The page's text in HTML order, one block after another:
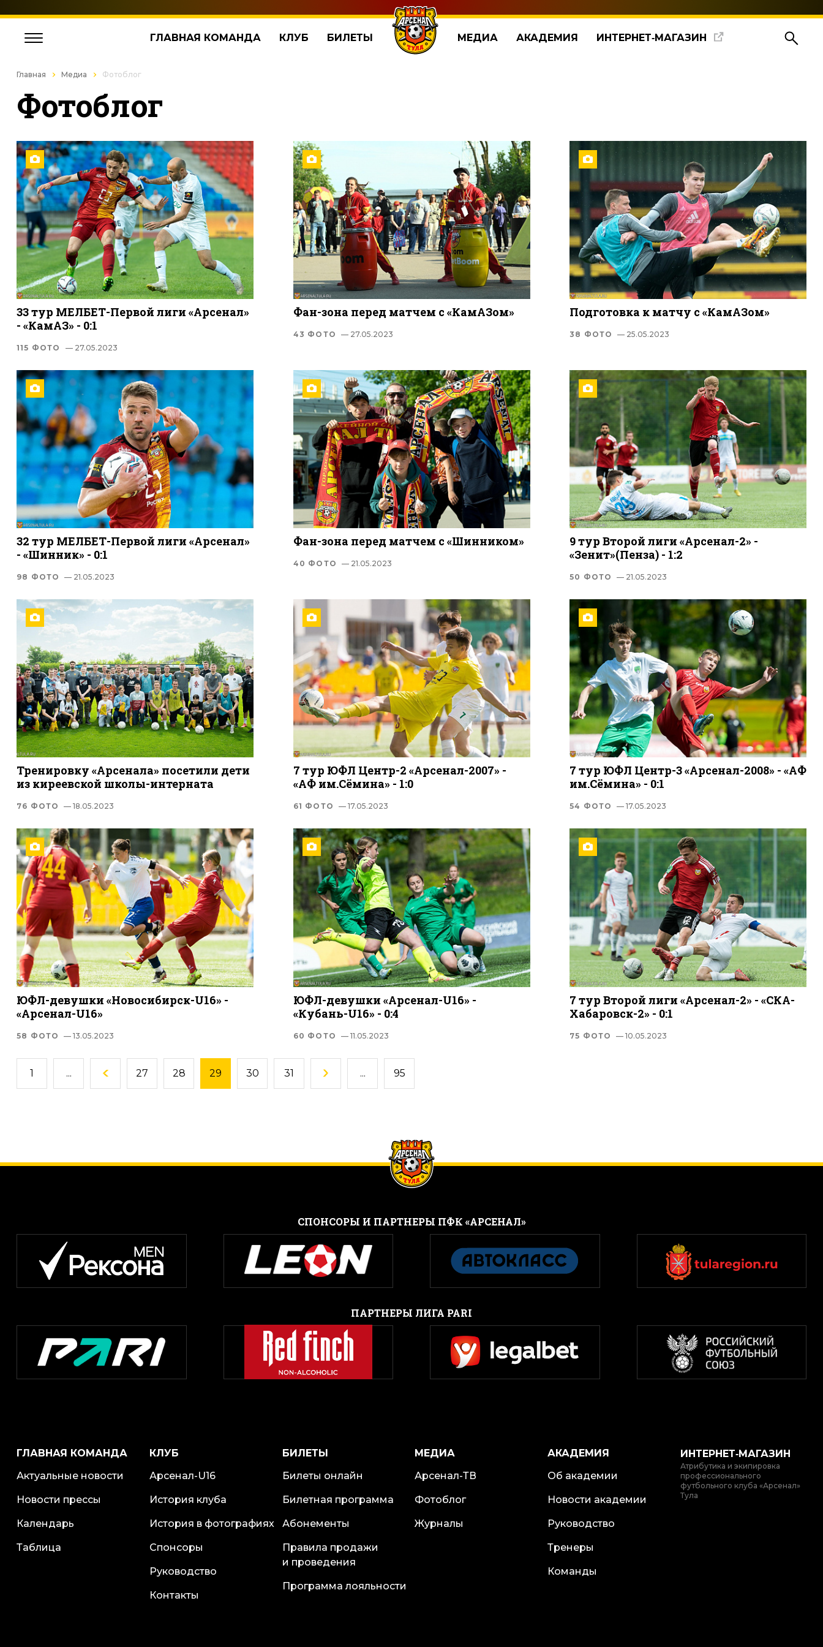
ГЛАВНАЯ КОМАНДА КЛУБ БИЛЕТЫ МЕДИА АКАДЕМИЯ ИНТЕРНЕТ‑МАГАЗИН
Главная Медиа Фотоблог
Фотоблог
33 тур МЕЛБЕТ-Первой лиги «Арсенал»
- «КамАЗ» - 0:1
115 ФОТО — 27.05.2023
Фан-зона перед матчем с «КамАЗом»
43 ФОТО — 27.05.2023
Подготовка к матчу с «КамАЗом»
38 ФОТО — 25.05.2023
32 тур МЕЛБЕТ-Первой лиги «Арсенал»
- «Шинник» - 0:1
98 ФОТО — 21.05.2023
Фан-зона перед матчем с «Шинником»
40 ФОТО — 21.05.2023
9 тур Второй лиги «Арсенал-2» -
«Зенит»(Пенза) - 1:2
50 ФОТО — 21.05.2023
Тренировку «Арсенала» посетили дети
из киреевской школы-интерната
76 ФОТО — 18.05.2023
7 тур ЮФЛ Центр-2 «Арсенал-2007» -
«АФ им.Сёмина» - 1:0
61 ФОТО — 17.05.2023
7 тур ЮФЛ Центр-3 «Арсенал-2008» - «АФ
им.Сёмина» - 0:1
54 ФОТО — 17.05.2023
ЮФЛ-девушки «Новосибирск-U16» -
«Арсенал-U16»
58 ФОТО — 13.05.2023
ЮФЛ-девушки «Арсенал-U16» -
«Кубань-U16» - 0:4
60 ФОТО — 11.05.2023
7 тур Второй лиги «Арсенал-2» - «СКА-
Хабаровск-2» - 0:1
75 ФОТО — 10.05.2023
1 ... 27 28 29 30 31 ... 95
CПОНСОРЫ И ПАРТНЕРЫ ПФК «АРСЕНАЛ»
ПАРТНЕРЫ ЛИГА PARI
ГЛАВНАЯ КОМАНДА
Актуальные новости
Новости прессы
Календарь
Таблица
КЛУБ
Арсенал-U16
История клуба
История в фотографиях
Спонсоры
Руководство
Контакты
БИЛЕТЫ
Билеты онлайн
Билетная программа
Абонементы
Правила продажи
и проведения
Программа лояльности
МЕДИА
Арсенал-ТВ
Фотоблог
Журналы
АКАДЕМИЯ
Об академии
Новости академии
Руководство
Тренеры
Команды
ИНТЕРНЕТ‑МАГАЗИН
Атрибутика и экипировка
профессионального
футбольного клуба «Арсенал»
Тула